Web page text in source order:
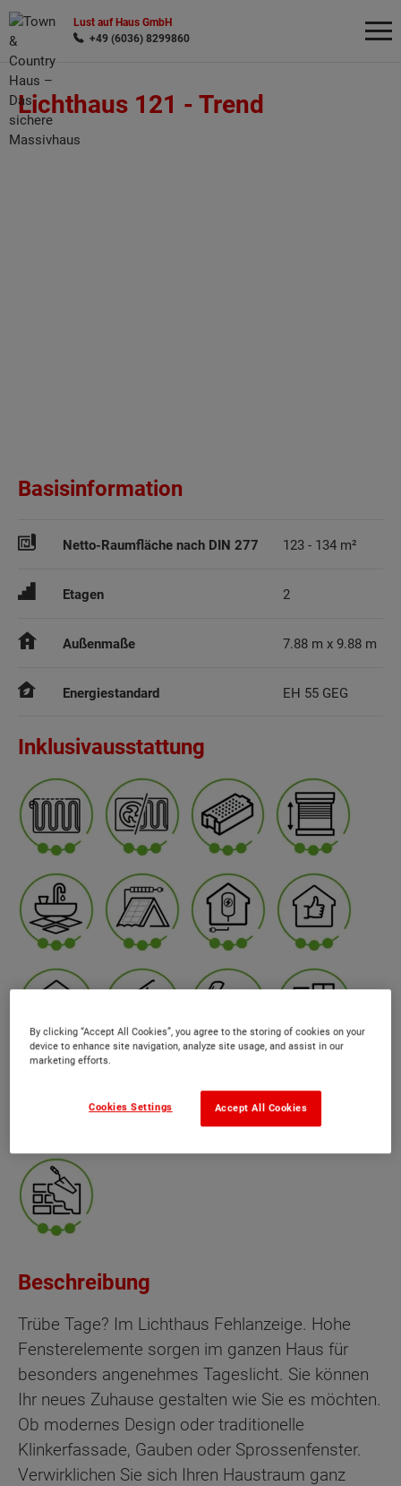
Lust auf Haus GmbH
+49 (6036) 8299860
Lichthaus 121 - Trend
Basisinformation
Netto-Raumfläche nach DIN 277 123 - 134 m²
Etagen 2
Außenmaße 7.88 m x 9.88 m
Energiestandard EH 55 GEG
Inklusivausstattung
Beschreibung
Trübe Tage? Im Lichthaus Fehlanzeige. Hohe
Fensterelemente sorgen im ganzen Haus für
besonders angenehmes Tageslicht. Sie können
Ihr neues Zuhause gestalten wie Sie es möchten.
Ob modernes Design oder traditionelle
Klinkerfassade, Gauben oder Sprossenfenster.
Verwirklichen Sie sich Ihren Haustraum ganz
Wonach möchten Sie suchen?
By clicking “Accept All Cookies”, you agree to the storing of cookies on your
device to enhance site navigation, analyze site usage, and assist in our
marketing efforts.
Accept All Cookies
Cookies Settings